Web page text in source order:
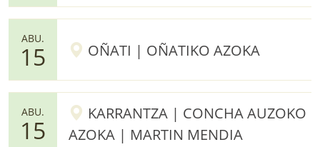
ABU.
15 OÑATI | OÑATIKO AZOKA
ABU.
15
KARRANTZA | CONCHA AUZOKO
AZOKA | MARTIN MENDIA